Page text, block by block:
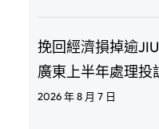
挽回經濟損掉逾
廣東上半年處理投
2026 年 8 月 7 日